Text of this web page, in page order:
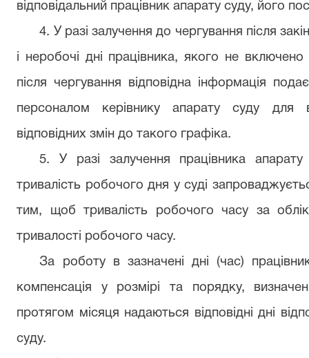
відповідальний працівник апарату суду, його
4. У разі залучення до чергування після
і неробочі дні працівника, якого не
після чергування відповідна інформація
персоналом керівнику апарату суду для
відповідних змін до такого графіка.
5. У разі залучення працівника
тривалість робочого дня у суді
тим, щоб тривалість робочого часу за
тривалості робочого часу.
За роботу в зазначені дні (час)
компенсація у розмірі та порядку,
протягом місяця надаються відповідні дні
суду.